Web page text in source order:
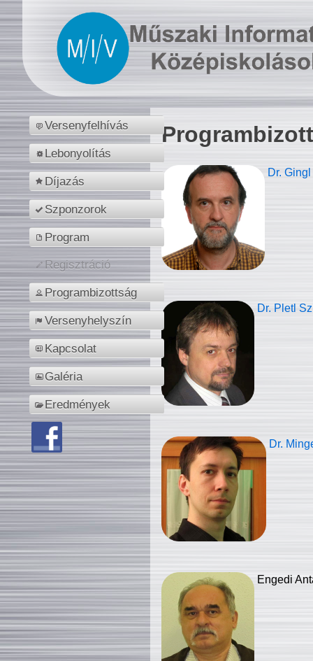
Versenyfelhívás
Lebonyolítás
Díjazás
Szponzorok
Program
Regisztráció
Programbizottság
Versenyhelyszín
Kapcsolat
Galéria
Eredmények
Dr.
Dr. Pletl
Dr.
Engedi